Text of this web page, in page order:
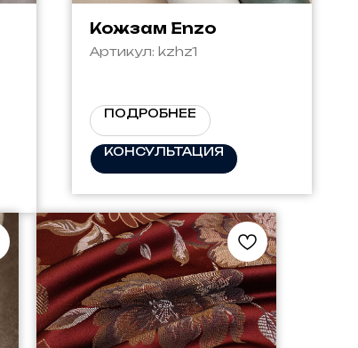
Кожзам Enzo
Артикул: kzhz1
ПОДРОБНЕЕ
КОНСУЛЬТАЦИЯ